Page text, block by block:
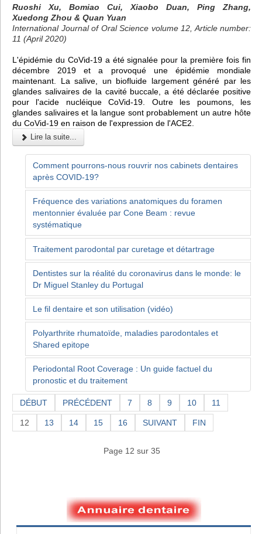
Ruoshi Xu, Bomiao Cui, Xiaobo Duan, Ping Zhang,
Xuedong Zhou & Quan Yuan
International Journal of Oral Science volume 12, Article number:
11 (April 2020)
L'épidémie du CoVid-19 a été signalée pour la première fois fin
décembre 2019 et a provoqué une épidémie mondiale
maintenant. La salive, un biofluide largement généré par les
glandes salivaires de la cavité buccale, a été déclarée positive
pour l'acide nucléique CoVid-19. Outre les poumons, les
glandes salivaires et la langue sont probablement un autre hôte
du CoVid-19 en raison de l'expression de l'ACE2.
Lire la suite...
Comment pourrons-nous rouvrir nos cabinets dentaires
après COVID-19?
Fréquence des variations anatomiques du foramen
mentonnier évaluée par Cone Beam : revue
systématique
Traitement parodontal par curetage et détartrage
Dentistes sur la réalité du coronavirus dans le monde: le
Dr Miguel Stanley du Portugal
Le fil dentaire et son utilisation (vidéo)
Polyarthrite rhumatoïde, maladies parodontales et
Shared epitope
Periodontal Root Coverage : Un guide factuel du
pronostic et du traitement
DÉBUT PRÉCÉDENT 7 8 9 10 11
12 13 14 15 16 SUIVANT FIN
Page 12 sur 35